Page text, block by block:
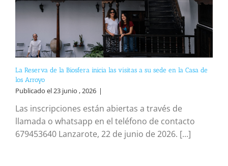
La Reserva de la Biosfera inicia las visitas a su sede en la Casa de
los Arroyo
Publicado el 23 junio , 2026 |
Las inscripciones están abiertas a través de
llamada o whatsapp en el teléfono de contacto
679453640 Lanzarote, 22 de junio de 2026. [...]